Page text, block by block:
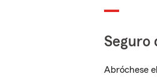
Seguro
Abróchese